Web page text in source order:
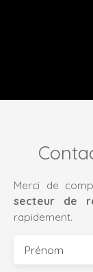
Merci de
secteur de
rapidement.
Prénom